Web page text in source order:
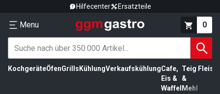
Hilfecenter Ersatzteile
Menu 0
KochgeräteÖfenGrills KühlungVerkaufskühlungCafe,
Eis &
Waffel
Teig
&
Mehl